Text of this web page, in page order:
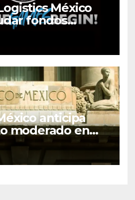
México
fondos
evento anual
anticipa
moderado en
pese a